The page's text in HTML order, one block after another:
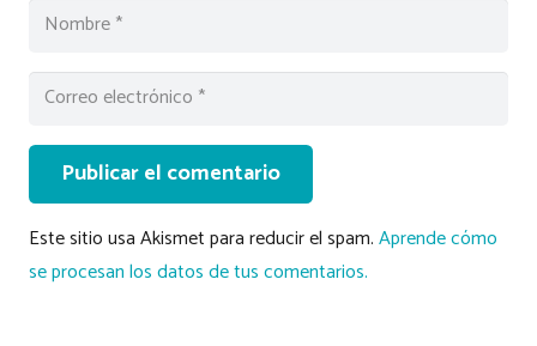
Publicar el comentario
Este sitio usa Akismet para reducir el spam.Aprende cómo
se procesan los datos de tus comentarios.